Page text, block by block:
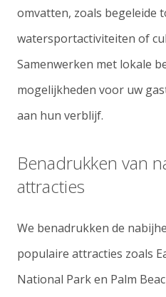
omvatten, zoals begeleide
watersportactiviteiten of
Samenwerken met lokale
mogelijkheden voor uw
aan hun verblijf.
Benadrukken van
attracties
We benadrukken de
populaire attracties zoals
National Park en Palm